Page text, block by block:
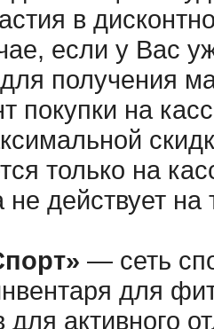
в
если у Вас
получения
покупки на
только на
не действует
— сеть
для
для активного